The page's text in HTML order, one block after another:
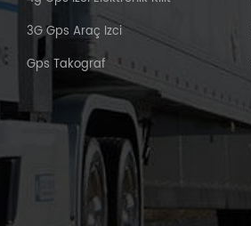
3G Gps Araç Izci
Gps Takograf